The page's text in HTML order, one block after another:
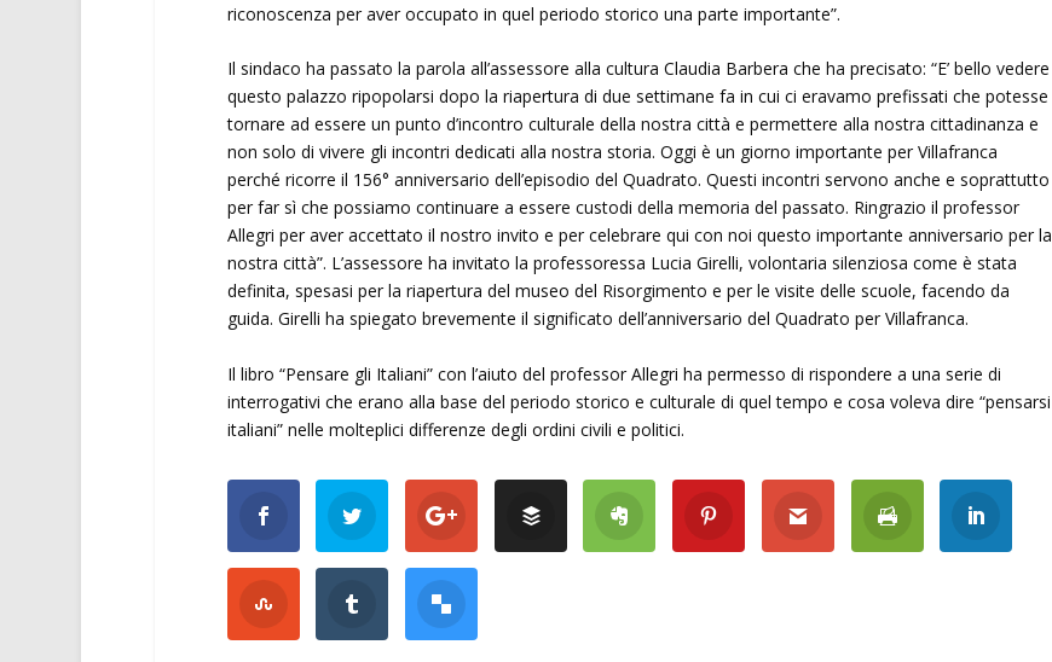
riconoscenza per aver occupato in quel periodo storico una parte importante”.
Il sindaco ha passato la parola all’assessore alla cultura Claudia Barbera che ha precisato: “E’ bello vedere
questo palazzo ripopolarsi dopo la riapertura di due settimane fa in cui ci eravamo prefissati che potesse
tornare ad essere un punto d’incontro culturale della nostra città e permettere alla nostra cittadinanza e
non solo di vivere gli incontri dedicati alla nostra storia. Oggi è un giorno importante per Villafranca
perché ricorre il 156° anniversario dell’episodio del Quadrato. Questi incontri servono anche e soprattutto
per far sì che possiamo continuare a essere custodi della memoria del passato. Ringrazio il professor
Allegri per aver accettato il nostro invito e per celebrare qui con noi questo importante anniversario per la
nostra città”. L’assessore ha invitato la professoressa Lucia Girelli, volontaria silenziosa come è stata
definita, spesasi per la riapertura del museo del Risorgimento e per le visite delle scuole, facendo da
guida. Girelli ha spiegato brevemente il significato dell’anniversario del Quadrato per Villafranca.
Il libro “Pensare gli Italiani” con l’aiuto del professor Allegri ha permesso di rispondere a una serie di
interrogativi che erano alla base del periodo storico e culturale di quel tempo e cosa voleva dire “pensarsi
italiani” nelle molteplici differenze degli ordini civili e politici.